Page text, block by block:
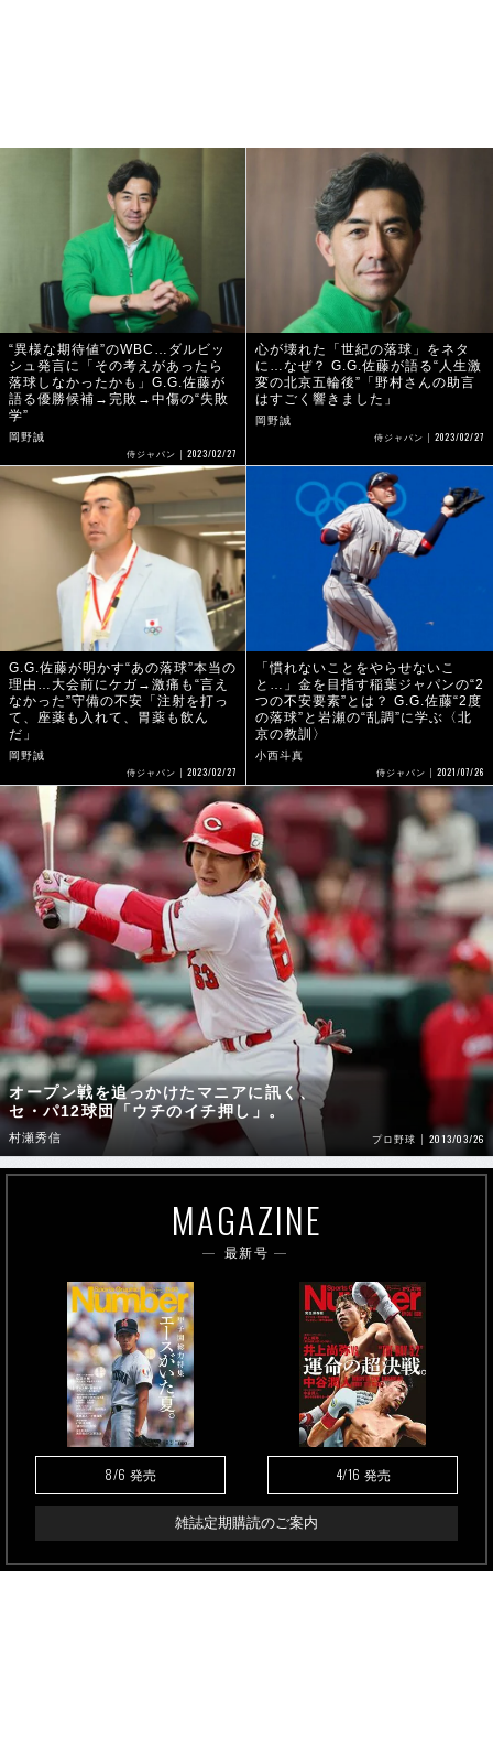
“異様な期待値”のWBC…ダルビッ
シュ発言に「その考えがあったら
落球しなかったかも」G.G.佐藤が
語る優勝候補→完敗→中傷の“失敗
学”
岡野誠
侍ジャパン 2023/02/27
心が壊れた「世紀の落球」をネタ
に…なぜ？ G.G.佐藤が語る“人生激
変の北京五輪後”「野村さんの助言
はすごく響きました」
岡野誠
侍ジャパン 2023/02/27
G.G.佐藤が明かす“あの落球”本当の
理由…大会前にケガ→激痛も“言え
なかった”守備の不安「注射を打っ
て、座薬も入れて、胃薬も飲ん
だ」
岡野誠
侍ジャパン 2023/02/27
「慣れないことをやらせないこ
と…」金を目指す稲葉ジャパンの“2
つの不安要素”とは？ G.G.佐藤“2度
の落球”と岩瀬の“乱調”に学ぶ〈北
京の教訓〉
小西斗真
侍ジャパン 2021/07/26
オープン戦を追っかけたマニアに訊く、
セ・パ12球団「ウチのイチ押し」。
村瀬秀信 プロ野球 2013/03/26
MAGAZINE
最新号
8/6 発売 4/16 発売
雑誌定期購読のご案内